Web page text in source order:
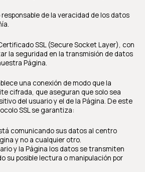
de la veracidad de los datos
SSL (Secure Socket Layer), con
la seguridad en la transmisión de datos
Página.
una conexión de modo que la
cifrada, que aseguran que solo sea
del usuario y el de la Página. De este
SSL se garantiza:
comunicando sus datos al centro
y no a cualquier otro.
y la Página los datos se transmiten
su posible lectura o manipulación por